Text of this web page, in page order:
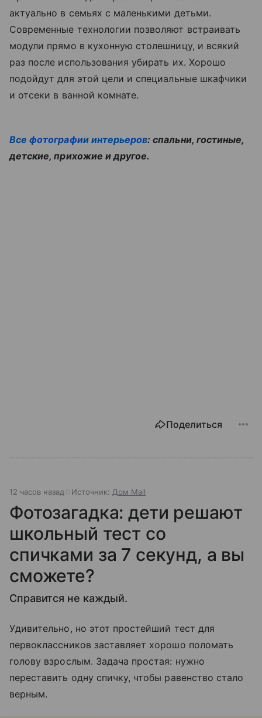
актуально в семьях с маленькими детьми.
Современные технологии позволяют встраивать
модули прямо в кухонную столешницу, и всякий
раз после использования убирать их. Хорошо
подойдут для этой цели и специальные шкафчики
и отсеки в ванной комнате.
Все фотографии интерьеров: спальни, гостиные,
детские, прихожие и другое.
Поделиться
12 часов назад Источник: Дом Mail
Фотозагадка: дети решают
школьный тест со
спичками за 7 секунд, а вы
сможете?
Справится не каждый.
Удивительно, но этот простейший тест для
первоклассников заставляет хорошо поломать
голову взрослым. Задача простая: нужно
переставить одну спичку, чтобы равенство стало
верным.